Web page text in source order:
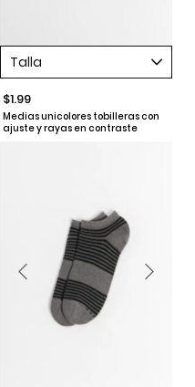
Talla
$1.99
Medias unicolores tobilleras con
ajuste y rayas en contraste